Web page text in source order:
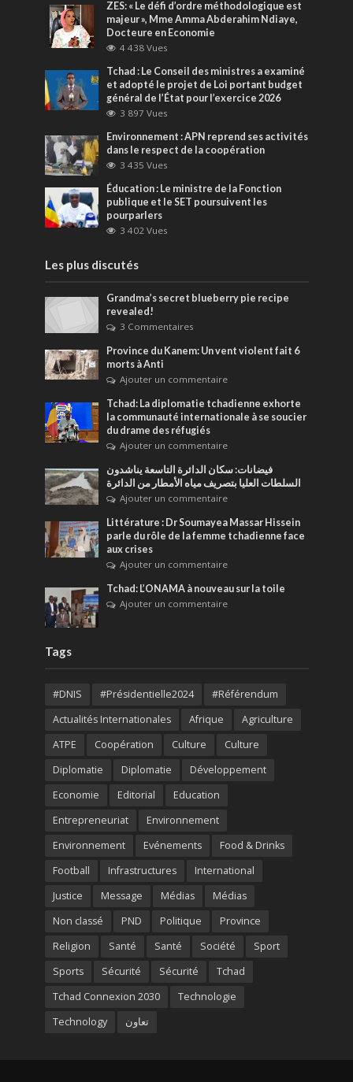
ZES: « Le défi d’ordre méthodologique est
majeur », Mme Amma Abderahim Ndiaye,
Docteure en Economie
4 438 Vues
Tchad : Le Conseil des ministres a examiné
et adopté le projet de Loi portant budget
général de l’État pour l’exercice 2026
3 897 Vues
Environnement : APN reprend ses activités
dans le respect de la coopération
3 435 Vues
Éducation : Le ministre de la Fonction
publique et le SET poursuivent les
pourparlers
3 402 Vues
Les plus discutés
Grandma’s secret blueberry pie recipe
revealed!
3 Commentaires
Province du Kanem: Un vent violent fait 6
morts à Anti
Ajouter un commentaire
Tchad: La diplomatie tchadienne exhorte
la communauté internationale à se soucier
du drame des réfugiés
Ajouter un commentaire
فيضانات: سكان الدائرة التاسعة يناشدون
السلطات العليا بتصريف مياه الأمطار من الدائرة
Ajouter un commentaire
Littérature : Dr Soumayea Massar Hissein
parle du rôle de la femme tchadienne face
aux crises
Ajouter un commentaire
Tchad: L’ONAMA à nouveau sur la toile
Ajouter un commentaire
Tags
#DNIS #Présidentielle2024
#Référendum
Actualités Internationales
Afrique
Agriculture
ATPE
Coopération Culture
Culture
Diplomatie
Diplomatie
Développement
Economie
Editorial
Education
Entrepreneuriat
Environnement
Environnement
Evénements
Food & Drinks
Football
Infrastructures
International
Justice
Message Médias
Médias
Non classé
PND Politique
Province
Religion
Santé Santé Société
Sport
Sports
Sécurité Sécurité
Tchad
Tchad Connexion 2030
Technologie
Technology
تعاون